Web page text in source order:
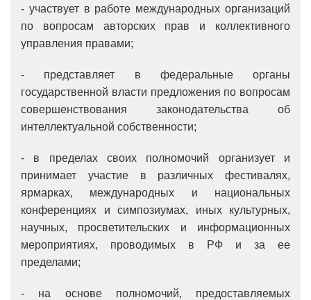
- участвует в работе международных организаций
по вопросам авторских прав и коллективного
управления правами;
- представляет в федеральные органы
государственной власти предложения по вопросам
совершенствования законодательства об
интеллектуальной собственности;
- в пределах своих полномочий организует и
принимает участие в различных фестивалях,
ярмарках, международных и национальных
конференциях и симпозиумах, иных культурных,
научных, просветительских и информационных
мероприятиях, проводимых в РФ и за ее
пределами;
- на основе полномочий, предоставляемых